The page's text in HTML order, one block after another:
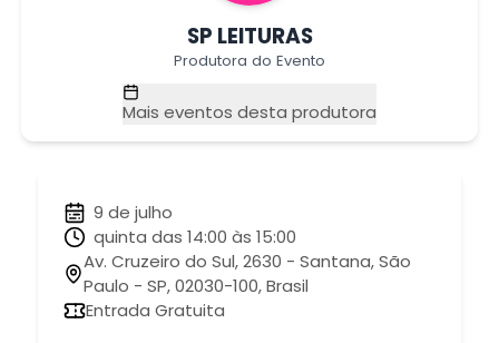
SP LEITURAS
Produtora do Evento
Mais eventos desta produtora
9 de julho
quinta das 14:00 às 15:00
Av. Cruzeiro do Sul, 2630 - Santana, São
Paulo - SP, 02030-100, Brasil
Entrada Gratuita